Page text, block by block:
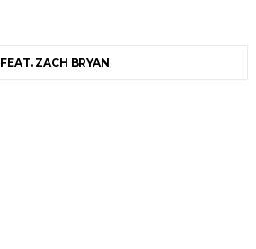
FEAT. ZACH BRYAN